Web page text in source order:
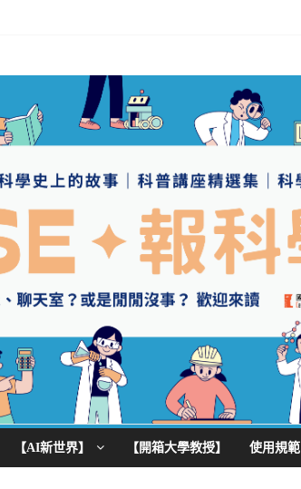
【AI新世界】 【開箱大學教授】 使用規範